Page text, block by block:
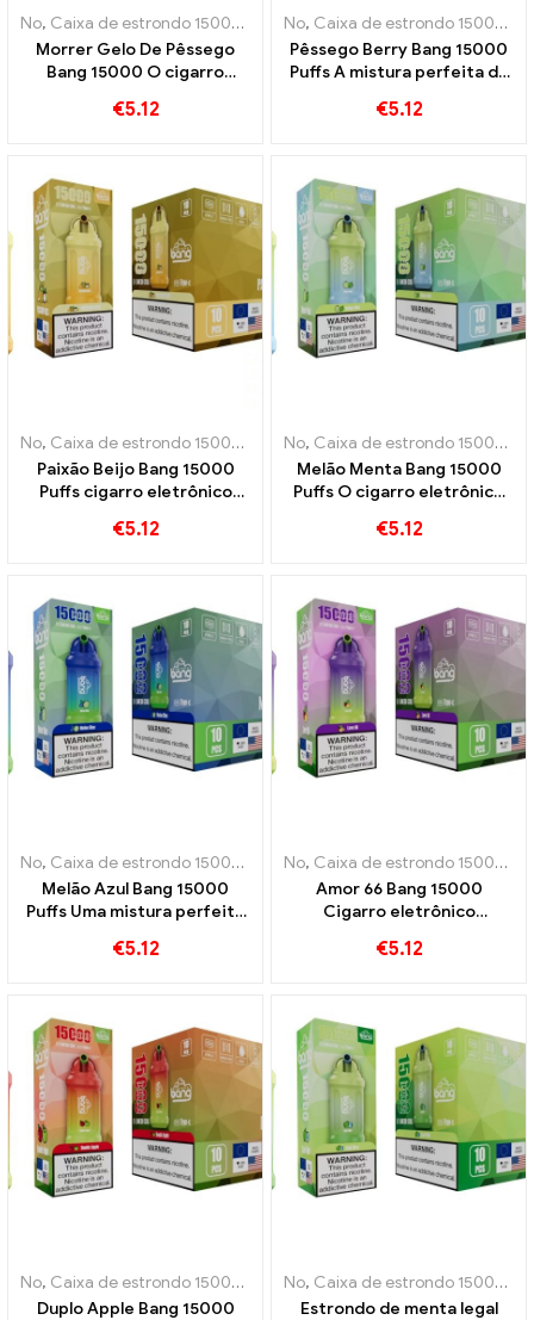
No, Caixa de estrondo 15000 Sopro ,Cigarros eletrônicos
Morrer Gelo De Pêssego
Bang 15000 O cigarro
combina a doçura do
€5.12
No, Caixa de estrondo 15000 Sopro
Pêssego Berry Bang 15000
Puffs A mistura perfeita de
vermelhas
€5.12
No, Caixa de estrondo 15000 Sopro ,Cigarros eletrônicos
Paixão Beijo Bang 15000
Puffs cigarro eletrônico
deleite para os amantes de
€5.12
No, Caixa de estrondo 15000 Sopro
Melão Menta Bang 15000
Puffs O cigarro eletrônico
combina a doçura do melão
€5.12
No, Caixa de estrondo 15000 Sopro ,Cigarros eletrônicos
Melão Azul Bang 15000
Puffs Uma mistura perfeita
€5.12
No, Caixa de estrondo 15000 Sopro
Amor 66 Bang 15000
Cigarro eletrônico
combinação perfeita de
€5.12
No, Caixa de estrondo 15000 Sopro ,Cigarros eletrônicos
Duplo Apple Bang 15000
No, Caixa de estrondo 15000 Sopro
Estrondo de menta legal